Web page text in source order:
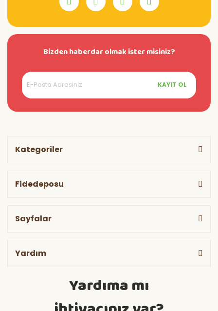
Bizden haberdar olmak ister misiniz?
KAYIT OL
Kategoriler
Fidedeposu
Sayfalar
Yardım
Yardıma mı